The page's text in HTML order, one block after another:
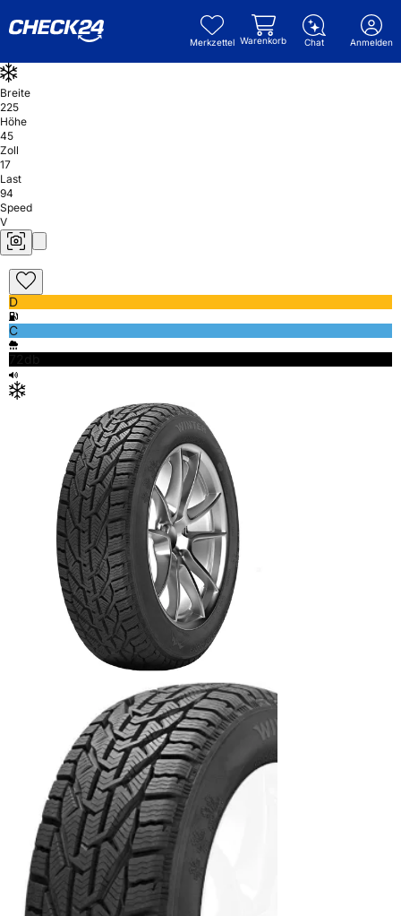
Merkzettel Warenkorb Chat Anmelden
Breite
225
Höhe
45
Zoll
17
Last
94
Speed
V
D
C
72db